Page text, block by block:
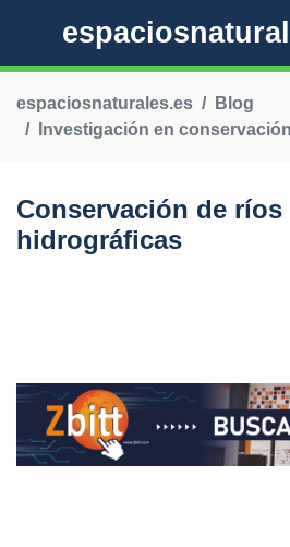
espaciosnaturales.es
Blog
Investigación en
Conservación de ríos
hidrográficas